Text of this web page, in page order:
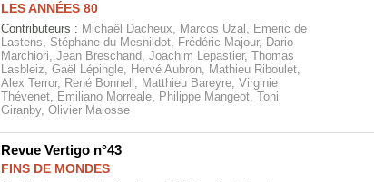
LES ANNÉES 80
Contributeurs : Michaël Dacheux, Marcos Uzal, Emeric de
Lastens, Stéphane du Mesnildot, Frédéric Majour, Dario
Marchiori, Jean Breschand, Joachim Lepastier, Thomas
Lasbleiz, Gaël Lépingle, Hervé Aubron, Mathieu Riboulet,
Alex Terror, René Bonnell, Matthieu Bareyre, Virginie
Thévenet, Emiliano Morreale, Philippe Mangeot, Toni
Giranby, Olivier Malosse
Revue Vertigo n°43
FINS DE MONDES